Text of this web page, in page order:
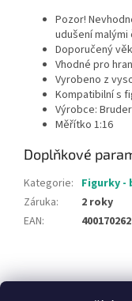
Pozor!
udušení
Doporučený
Vhodné pro
Vyrobeno z
Kompatibilní s
Výrobce: Bruder
Měřítko 1:16
Doplňkové
Kategorie: Figurky -
Záruka:
2 roky
EAN:
á